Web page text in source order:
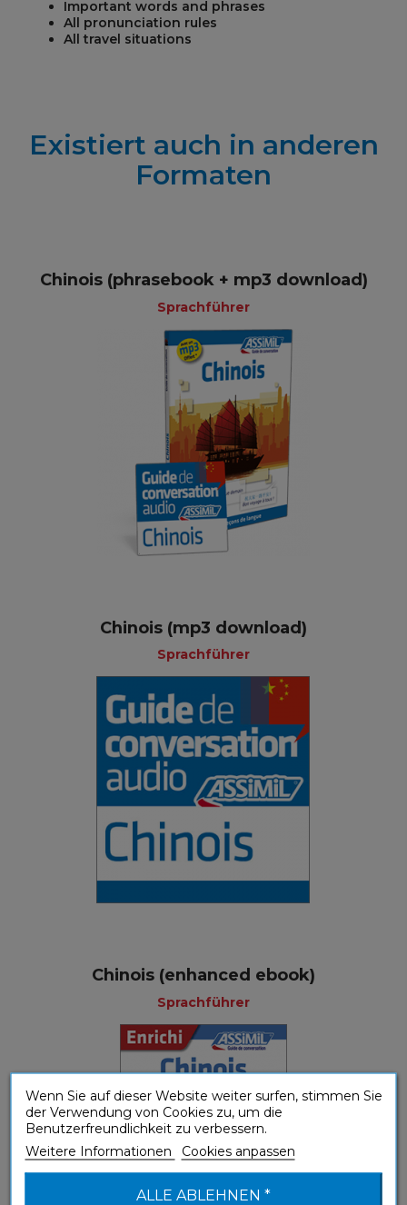
Important words and phrases
All pronunciation rules
All travel situations
Existiert auch in anderen
Formaten
Chinois (phrasebook + mp3 download)
Sprachführer
Chinois (mp3 download)
Sprachführer
Chinois (enhanced ebook)
Sprachführer
Wenn Sie auf dieser Website weiter surfen, stimmen Sie
der Verwendung von Cookies zu, um die
Benutzerfreundlichkeit zu verbessern.
Weitere Informationen
Cookies anpassen
ALLE ABLEHNEN *